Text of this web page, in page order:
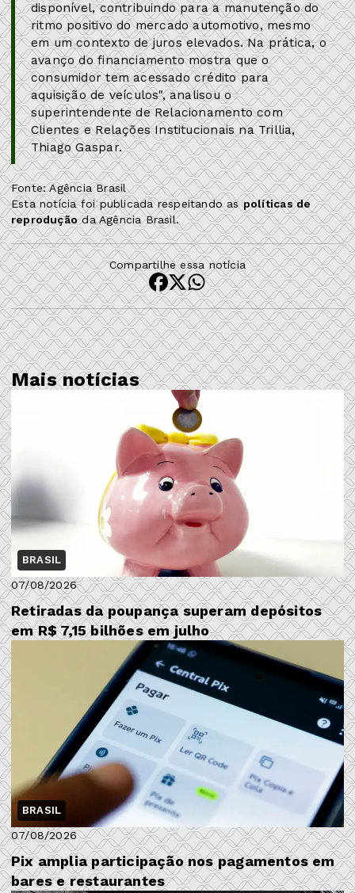
disponível, contribuindo para a manutenção do
ritmo positivo do mercado automotivo, mesmo
em um contexto de juros elevados. Na prática, o
avanço do financiamento mostra que o
consumidor tem acessado crédito para
aquisição de veículos", analisou o
superintendente de Relacionamento com
Clientes e Relações Institucionais na Trillia,
Thiago Gaspar.
Fonte: Agência Brasil
Esta notícia foi publicada respeitando aspolíticas de
reproduçãoda Agência Brasil.
Compartilhe essa notícia
Mais notícias
BRASIL
07/08/2026
Retiradas da poupança superam depósitos
em R$ 7,15 bilhões em julho
BRASIL
07/08/2026
Pix amplia participação nos pagamentos em
bares e restaurantes